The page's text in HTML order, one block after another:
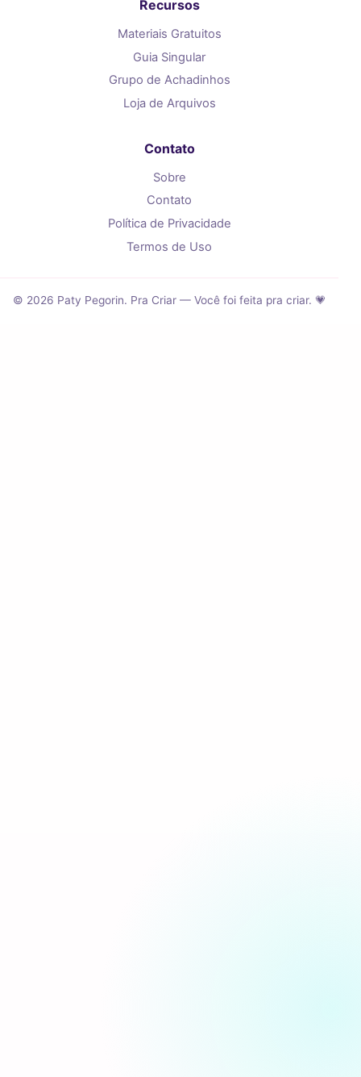
Recursos
Materiais Gratuitos
Guia Singular
Grupo de Achadinhos
Loja de Arquivos
Contato
Sobre
Contato
Política de Privacidade
Termos de Uso
© 2026 Paty Pegorin. Pra Criar — Você foi feita pra criar. 💗